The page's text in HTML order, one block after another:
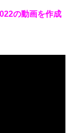
の動画を作成